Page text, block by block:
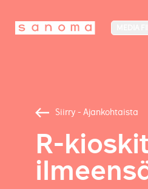
Siirry - Ajankohtaista
R-